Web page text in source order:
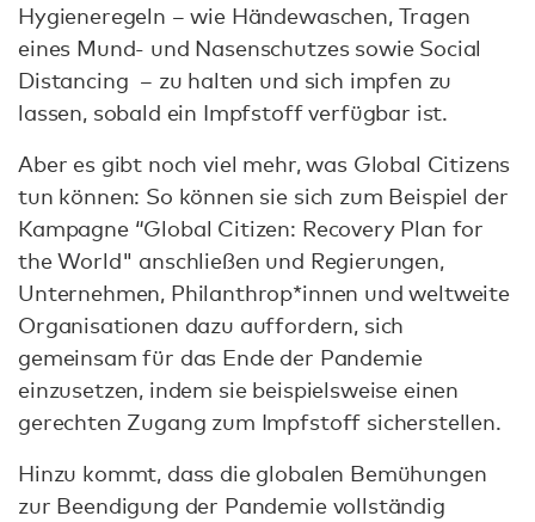
Hygieneregeln – wie Händewaschen, Tragen
eines Mund- und Nasenschutzes sowie Social
Distancing – zu halten und sich impfen zu
lassen, sobald ein Impfstoff verfügbar ist.
Aber es gibt noch viel mehr, was Global Citizens
tun können: So können sie sich zum Beispiel der
Kampagne “Global Citizen: Recovery Plan for
the World" anschließen und Regierungen,
Unternehmen, Philanthrop*innen und weltweite
Organisationen dazu auffordern, sich
gemeinsam für das Ende der Pandemie
einzusetzen, indem sie beispielsweise einen
gerechten Zugang zum Impfstoff sicherstellen.
Hinzu kommt, dass die globalen Bemühungen
zur Beendigung der Pandemie vollständig